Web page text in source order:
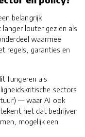
belangrijk
louter gezien als
waarmee
regels, garanties en
fungeren als
sectors
— waar AI ook
het dat bedrijven
mogelijk een